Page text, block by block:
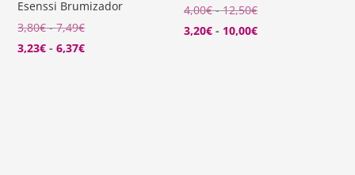
Esenssi Brumizador
3,80€ - 7,49€Rango
de
3,23€ - 6,37€Rango
4,00€ - 12,50€Rango
de
3,20€ - 10,00€Rango